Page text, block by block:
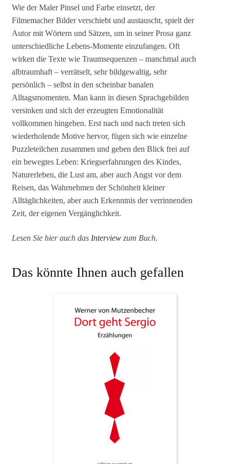
Wie der Maler Pinsel und Farbe einsetzt, der
Filmemacher Bilder verschiebt und austauscht, spielt der
Autor mit Wörtern und Sätzen, um in seiner Prosa ganz
unterschiedliche Lebens-Momente einzufangen. Oft
wirken die Texte wie Traumsequenzen – manchmal auch
albtraumhaft – verrätselt, sehr bildgewaltig, sehr
persönlich – selbst in den scheinbar banalen
Alltagsmomenten. Man kann in diesen Sprachgebilden
versinken und sich der erzeugten Emotionalität
vollkommen hingeben. Erst nach und nach treten sich
wiederholende Motive hervor, fügen sich wie einzelne
Puzzleteilchen zusammen und geben den Blick frei auf
ein bewegtes Leben: Kriegserfahrungen des Kindes,
Naturerleben, die Lust am, aber auch Angst vor dem
Reisen, das Wahrnehmen der Schönheit kleiner
Alltäglichkeiten, aber auch Erkenntnis der verrinnenden
Zeit, der eigenen Vergänglichkeit.
Lesen Sie hier auch das Interviewzum Buch.
Das könnte Ihnen auch gefallen